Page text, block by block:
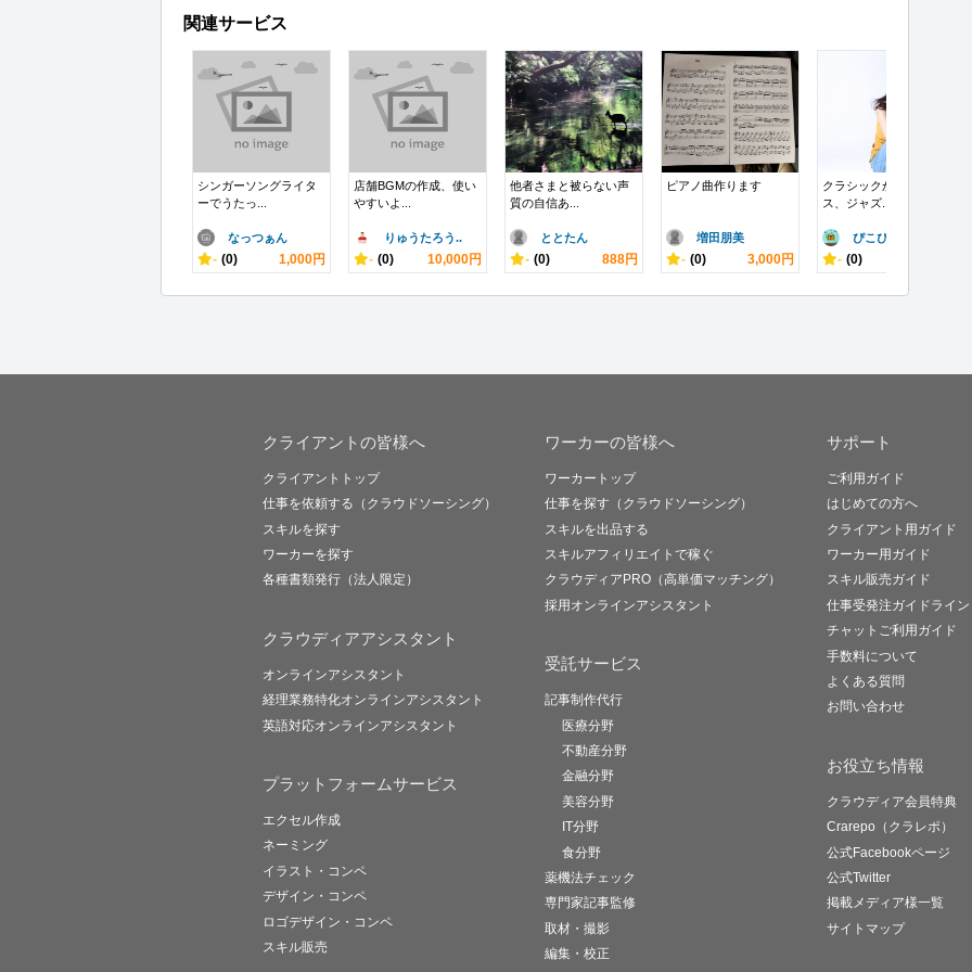
関連サービス
シンガーソングライタ
ーでうたっ...
なっつぁん
- (0) 1,000円
店舗BGMの作成、使い
やすいよ...
りゅうたろう..
- (0) 10,000円
他者さまと被らない声
質の自信あ...
ととたん
- (0) 888円
ピアノ曲作ります
増田朋美
- (0) 3,000円
クラシックからポップ
ス、ジャズ...
ぴこぴこ
- (0)
クライアントの皆様へ
クライアントトップ
仕事を依頼する（クラウドソーシング）
スキルを探す
ワーカーを探す
各種書類発行（法人限定）
クラウディアアシスタント
オンラインアシスタント
経理業務特化オンラインアシスタント
英語対応オンラインアシスタント
プラットフォームサービス
エクセル作成
ネーミング
イラスト・コンペ
デザイン・コンペ
ロゴデザイン・コンペ
スキル販売
ワーカーの皆様へ
ワーカートップ
仕事を探す（クラウドソーシング）
スキルを出品する
スキルアフィリエイトで稼ぐ
クラウディアPRO（高単価マッチング）
採用オンラインアシスタント
受託サービス
記事制作代行
医療分野
不動産分野
金融分野
美容分野
IT分野
食分野
薬機法チェック
専門家記事監修
取材・撮影
編集・校正
サポート
ご利用ガイド
はじめての方へ
クライアント用ガイド
ワーカー用ガイド
スキル販売ガイド
仕事受発注ガイドライン
チャットご利用ガイド
手数料について
よくある質問
お問い合わせ
お役立ち情報
クラウディア会員特典
Crarepo（クラレポ）
公式Facebookページ
公式Twitter
掲載メディア様一覧
サイトマップ